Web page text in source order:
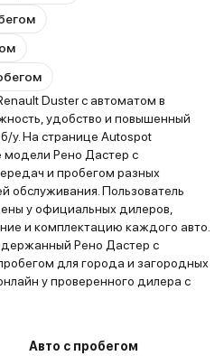
Duster с автоматом в
удобство и повышенный
у. На странице Autospot
модели Рено Дастер с
и пробегом разных
обслуживания. Пользователь
у официальных дилеров,
и комплектацию каждого авто.
Рено Дастер с
для города и загородных
у проверенного дилера с
Авто с пробегом